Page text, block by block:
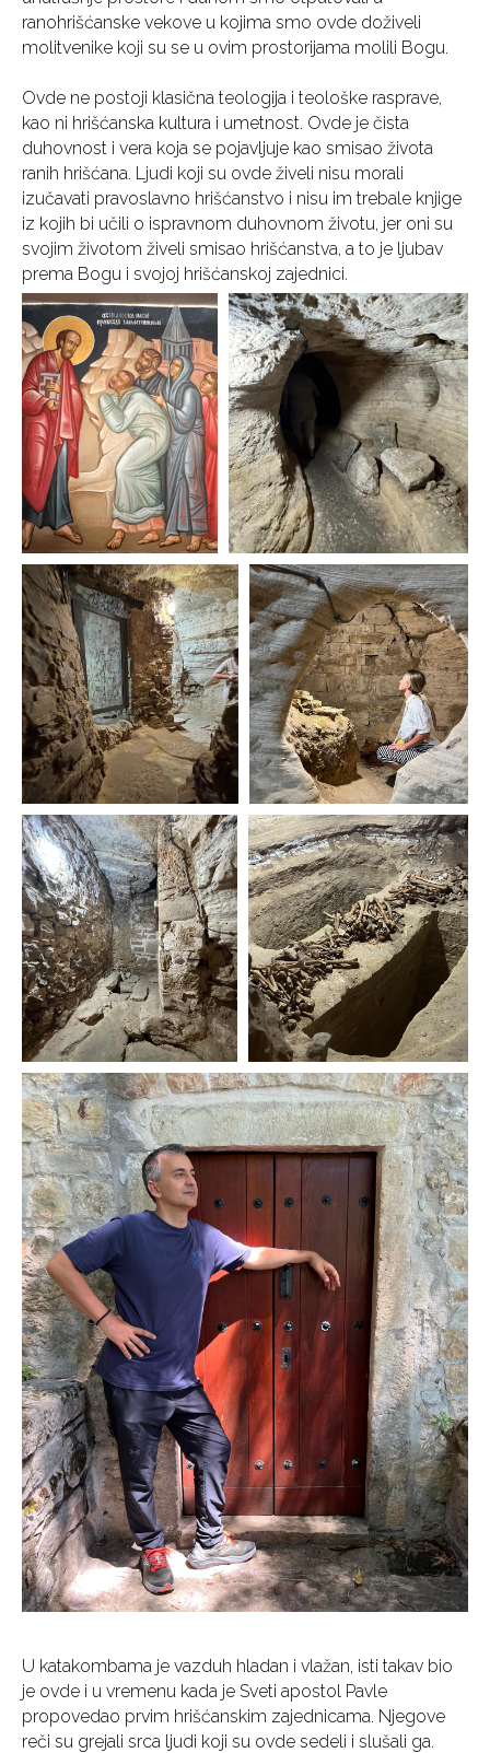
ranohrišćanske vekove u kojima smo ovde doživeli
molitvenike koji su se u ovim prostorijama molili Bogu.
Ovde ne postoji klasična teologija i teološke rasprave,
kao ni hrišćanska kultura i umetnost. Ovde je čista
duhovnost i vera koja se pojavljuje kao smisao života
ranih hrišćana. Ljudi koji su ovde živeli nisu morali
izučavati pravoslavno hrišćanstvo i nisu im trebale knjige
iz kojih bi učili o ispravnom duhovnom životu, jer oni su
svojim životom živeli smisao hrišćanstva, a to je ljubav
prema Bogu i svojoj hrišćanskoj zajednici.
U katakombama je vazduh hladan i vlažan, isti takav bio
je ovde i u vremenu kada je Sveti apostol Pavle
propovedao prvim hrišćanskim zajednicama. Njegove
reči su grejali srca ljudi koji su ovde sedeli i slušali ga.